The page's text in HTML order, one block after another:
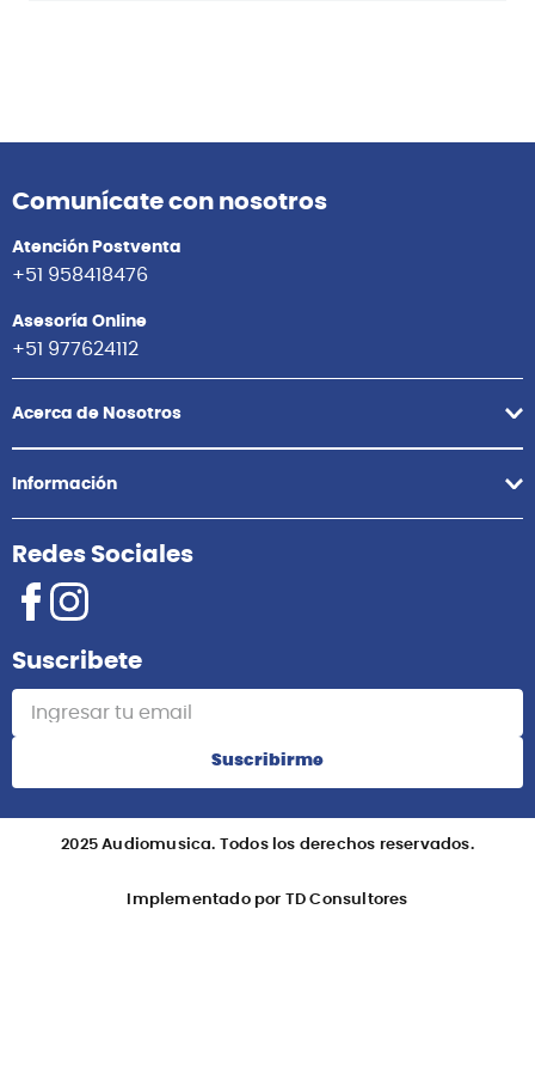
Comunícate con nosotros
Atención Postventa
+51 958418476
Asesoría Online
+51 977624112
Acerca de Nosotros
Información
Redes Sociales
Suscribete
Suscribirme
2025 Audiomusica. Todos los derechos reservados.
Implementado por TD Consultores